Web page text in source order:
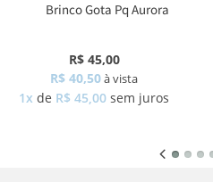
Brinco Gota Pq Aurora
R$ 45,00
R$ 40,50à vista
1x de R$ 45,00 sem juros